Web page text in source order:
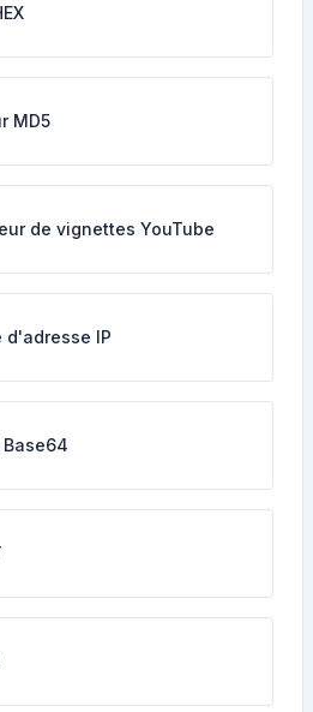
MD5
de vignettes YouTube
d'adresse IP